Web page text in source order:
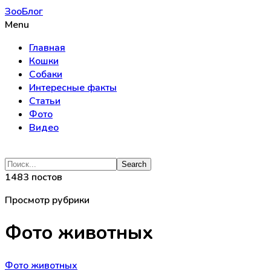
ЗооБлог
Menu
Главная
Кошки
Собаки
Интересные факты
Статьи
Фото
Видео
1483 постов
Просмотр рубрики
Фото животных
Фото животных